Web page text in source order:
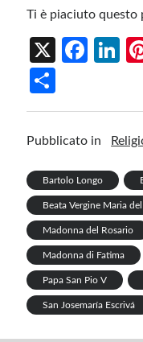
Ti è piaciuto questo
X
Fa
o
k
Li
n
h
ar
Pubblicato in
Bartolo Longo
Beata Vergine Maria
Madonna del Rosario
Madonna di Fatima
Papa San Pio V
San Josemaría Escrivá